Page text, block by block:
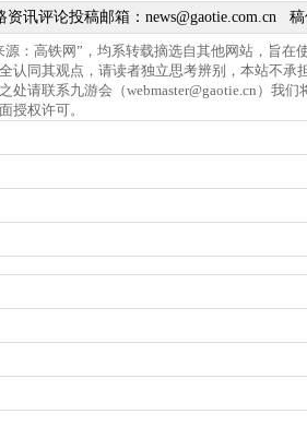
资讯评论投稿邮箱： news@gaotie.com.cn稿
：高铁网”，均系转载摘选自其他网站，旨在
认同其观点，请读者独立思考辨别，本站不承
处请联系九游会（webmaster@gaotie.cn ）我们
授权许可。